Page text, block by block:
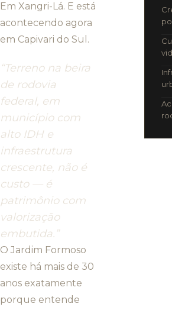
Em Xangri-Lá. E está
acontecendo agora
em Capivari do Sul.
“Terreno na beira
de rodovia
federal, em
município com
alto IDH e
infraestrutura
crescente, não é
custo — é
patrimônio com
valorização
embutida.”
O Jardim Formoso
existe há mais de 30
anos exatamente
porque entende